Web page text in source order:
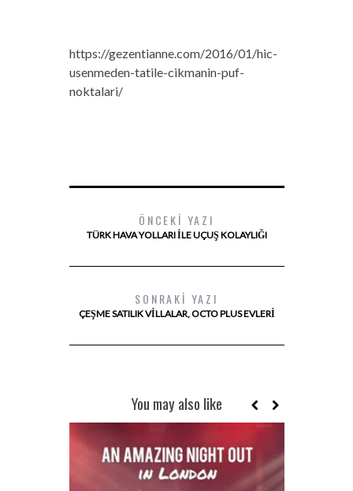
https://gezentianne.com/2016/01/hic-
usenmeden-tatile-cikmanin-puf-
noktalari/
ÖNCEKI YAZI
TÜRK HAVA YOLLARI İLE UÇUŞ KOLAYLIĞI
SONRAKI YAZI
ÇEŞME SATILIK VILLALAR, OCTO PLUS EVLERI
You may also like